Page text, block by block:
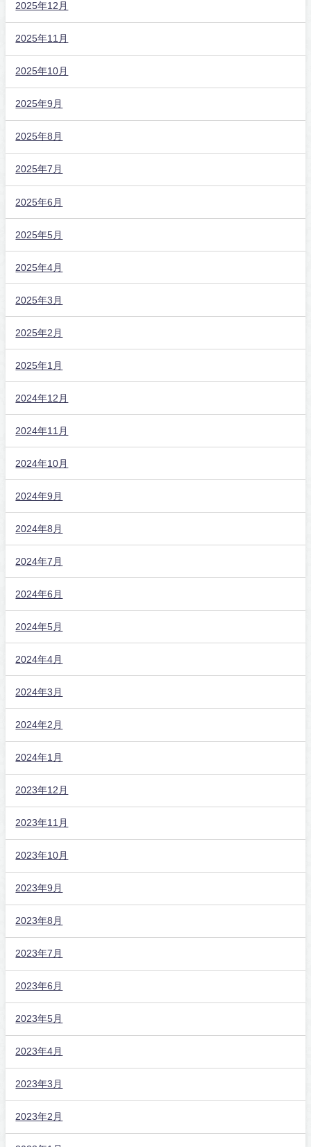
2025年12月
2025年11月
2025年10月
2025年9月
2025年8月
2025年7月
2025年6月
2025年5月
2025年4月
2025年3月
2025年2月
2025年1月
2024年12月
2024年11月
2024年10月
2024年9月
2024年8月
2024年7月
2024年6月
2024年5月
2024年4月
2024年3月
2024年2月
2024年1月
2023年12月
2023年11月
2023年10月
2023年9月
2023年8月
2023年7月
2023年6月
2023年5月
2023年4月
2023年3月
2023年2月